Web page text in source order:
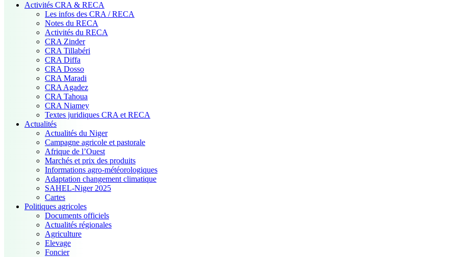
Activités CRA & RECA
Les infos des CRA / RECA
Notes du RECA
Activités du RECA
CRA Zinder
CRA Tillabéri
CRA Diffa
CRA Dosso
CRA Maradi
CRA Agadez
CRA Tahoua
CRA Niamey
Textes juridiques CRA et RECA
Actualités
Actualités du Niger
Campagne agricole et pastorale
Afrique de l’Ouest
Marchés et prix des produits
Informations agro-météorologiques
Adaptation changement climatique
SAHEL-Niger 2025
Cartes
Politiques agricoles
Documents officiels
Actualités régionales
Agriculture
Elevage
Foncier